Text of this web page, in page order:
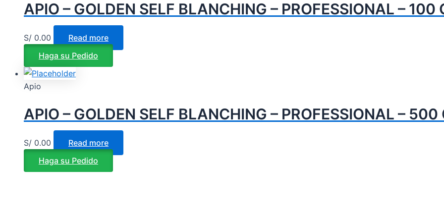
APIO – GOLDEN SELF BLANCHING – PROFESSIONAL – 100
S/ 0.00
Read more
Haga su Pedido
Apio
APIO – GOLDEN SELF BLANCHING – PROFESSIONAL – 500
S/ 0.00
Read more
Haga su Pedido